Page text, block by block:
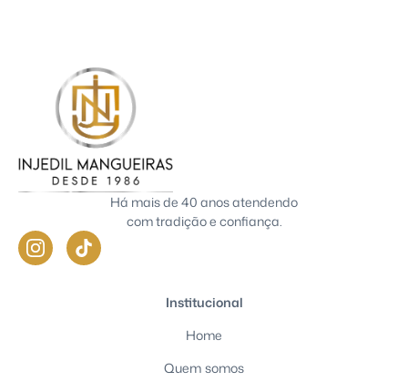
Há mais de 40 anos atendendo
com tradição e confiança.
Institucional
Home
Quem somos